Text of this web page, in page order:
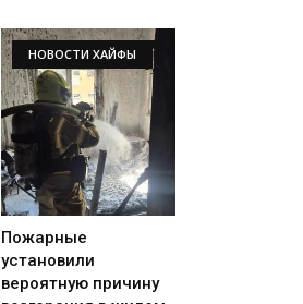
НОВОСТИ ХАЙФЫ
Пожарные
установили
вероятную причину